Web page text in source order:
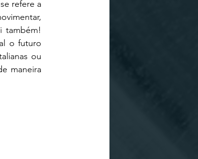
refere a
também!
o futuro
ou
maneira